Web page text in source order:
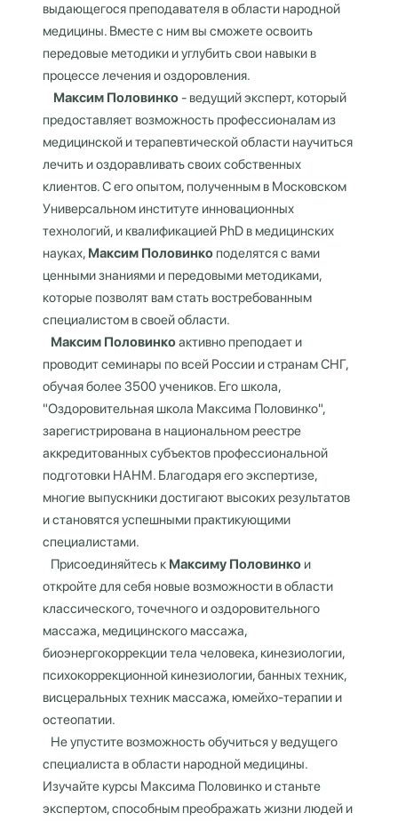
выдающегося преподавателя в области народной
медицины. Вместе с ним вы сможете освоить
передовые методики и углубить свои навыки в
процессе лечения и оздоровления.
Максим Половинко- ведущий эксперт, который
предоставляет возможность профессионалам из
медицинской и терапевтической области научиться
лечить и оздоравливать своих собственных
клиентов. С его опытом, полученным в Московском
Универсальном институте инновационных
технологий, и квалификацией PhD в медицинских
науках, Максим Половинко поделятся с вами
ценными знаниями и передовыми методиками,
которые позволят вам стать востребованным
специалистом в своей области.
Максим Половинкоактивно преподает и
проводит семинары по всей России и странам СНГ,
обучая более 3500 учеников. Его школа,
"Оздоровительная школа Максима Половинко",
зарегистрирована в национальном реестре
аккредитованных субъектов профессиональной
подготовки НАНМ. Благодаря его экспертизе,
многие выпускники достигают высоких результатов
и становятся успешными практикующими
специалистами.
Присоединяйтесь к Максиму Половинко и
откройте для себя новые возможности в области
классического, точечного и оздоровительного
массажа, медицинского массажа,
биоэнергокоррекции тела человека, кинезиологии,
психокоррекционной кинезиологии, банных техник,
висцеральных техник массажа, юмейхо-терапии и
остеопатии.
Не упустите возможность обучиться у ведущего
специалиста в области народной медицины.
Изучайте курсы Максима Половинко и станьте
экспертом, способным преображать жизни людей и